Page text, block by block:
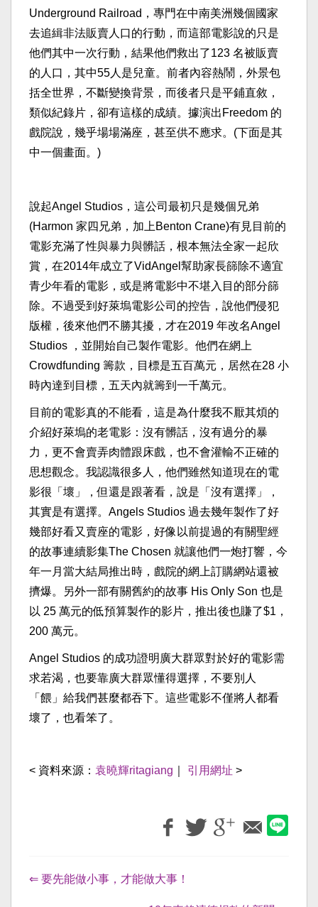
Underground Railroad，專門在中南美洲幾個國家
去追緝非法販賣人口的行動，而這部電影說的只是
他們其中一次行動，結果他們救出了123 名被販賣
的人口，其中55人是兒童。前者內容熱鬧，外景包
括全世界，不斷變換背景，而後者只是平鋪直敘，
類似紀錄片，卻有這樣的成績。據演出Freedom 的
戲院說，幾乎場場滿座，甚至供不應求。(下面是其
中一個畫面。)
說起Angel Studios，這公司最初只是幾個兄弟
(Harmon 家四兄弟，加上Benton Crane)有見目前的
電影充滿了性與暴力與髒話，根本無法全家一起欣
賞，在2014年成立了VidAngel幫助家長篩除不適宜
青少年看的電影，或是將電影中不堪入目的部分篩
除。不過受到好萊塢電影公司的控告，說他們侵犯
版權，後來他們不勝其擾，才在2019 年改名Angel
Studios ，並開始自己製作電影。他們在網上
Crowdfunding 籌款，目標是五百萬元，居然在28 小
時內達到目標，五天內就籌到一千萬元。
目前的電影真的不能看，這是為什麼我不厭其煩的
介紹好萊塢的老電影：沒有髒話，沒有過分的暴
力，更不會賣弄肉體跟床戲，也不會灌輸不正確的
思想觀念。我認識很多人，他們雖然知道現在的電
影很「壞」，但還是跟著看，說是「沒有選擇」，
其實是有選擇。Angels Studios 過去幾年製作了好
幾部好看又賣座的電影，好像以前提過的有關聖經
的故事連續影集The Chosen 就讓他們一炮打響，今
年一月當大結局推出時，戲院的網上訂購網站還被
擠爆。另外一部有關舊約的故事 His Only Son 也是
以 25 萬元的低預算製作的影片，推出後也賺了$1，
200 萬元。
Angel Studios 的成功證明廣大群眾對於好的電影需
求若渴，也要靠廣大群眾懂得選擇，不要別人
「餵」給我們甚麼都吞下。這些電影不僅將人都看
壞了，也看笨了。
< 資料來源： 袁曉輝ritagiang 引用網址 >
⇐ 要先能做小事，才能做大事！